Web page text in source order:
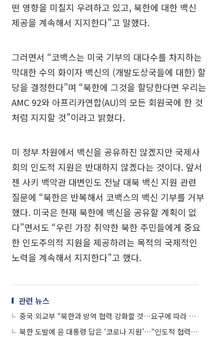
떤 영향을 미칠지 우려하고 있고, 북한에 대한 백신
제공을 계속해서 지지한다”고 말했다.
그러면서 “코백스는 미국 기부의 대다수를 차지하는
막대한 수의 화이자 백신의 (개발도상국들에 대한) 할
당을 결정한다”며 “북한에 그것을 할당한다면 우리는
AMC 92와 아프리카연합(AU)의 모든 회원국에 한 것
처럼 지지할 것”이라고 밝혔다.
미 정부 차원에서 백신을 공유하진 않겠지만 국제사
회의 인도적 지원은 반대하지 않겠다는 것이다. 앞서
젠 사키 백악관 대변인도 전날 대북 백신 지원 관련
질문에 “북한은 반복해서 코백스의 백신 기부를 거부
했다. 미국은 현재 북한에 백신을 공유할 계획이 없
다”면서도 “우린 가장 취약한 북한 주민들에게 중요
한 인도주의적 지원을 제공하려는 목적의 국제적인
노력을 계속해서 지지한다”고 했다.
관련 뉴스
중국 외교부 “북한과 방역 협력 강화할 것…요구에 따라 지원 제공할 것”
북한 도발에 윤 대통령 답은 ‘코로나 지원’…“인도적 협력과 안보는 별개”